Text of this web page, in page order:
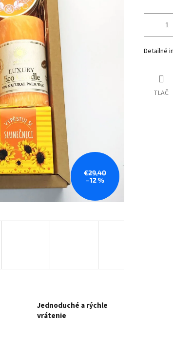
€29,40
–12 %
Detailné
TLAČ
Jednoduché a rýchle
vrátenie